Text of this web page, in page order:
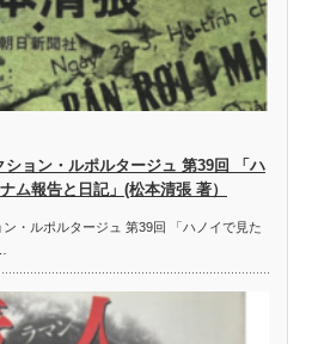
ション・ルポルタージュ 第39回 「ハ
ム報告と日記」(松本清張 著）
・ルポルタージュ 第39回 「ハノイで見た